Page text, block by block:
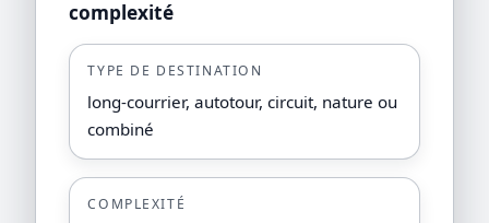
complexité
TYPE DE DESTINATION
long-courrier, autotour, circuit, nature ou
combiné
COMPLEXITÉ